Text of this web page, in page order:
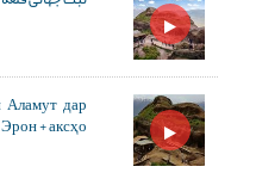
Аламут дар
+ аксҳо